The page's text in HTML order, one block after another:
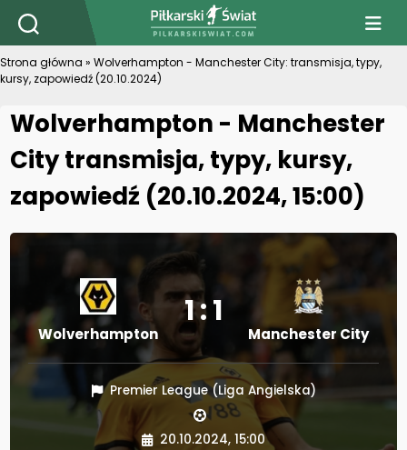
PiłkarskiSwiat.com
Strona główna » Wolverhampton - Manchester City: transmisja, typy,
kursy, zapowiedź (20.10.2024)
Wolverhampton - Manchester
City transmisja, typy, kursy,
zapowiedź (20.10.2024, 15:00)
Wolverhampton
1 : 1
Manchester City
Premier League (Liga Angielska)
20.10.2024, 15:00